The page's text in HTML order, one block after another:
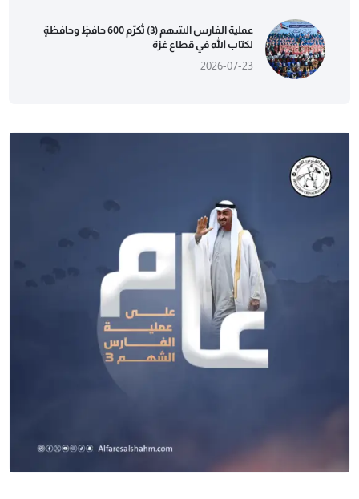
عملية الفارس الشهم (3) تُكرّم 600 حافظٍ وحافظةٍ
لكتاب الله في قطاع غزة
2026-07-23